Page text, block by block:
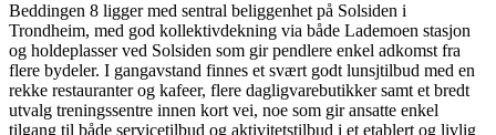
Beddingen 8 ligger med sentral beliggenhet på Solsiden i
Trondheim, med god kollektivdekning via både Lademoen stasjon
og holdeplasser ved Solsiden som gir pendlere enkel adkomst fra
flere bydeler. I gangavstand finnes et svært godt lunsjtilbud med en
rekke restauranter og kafeer, flere dagligvarebutikker samt et bredt
utvalg treningssentre innen kort vei, noe som gir ansatte enkel
tilgang til både servicetilbud og aktivitetstilbud i et etablert og livlig